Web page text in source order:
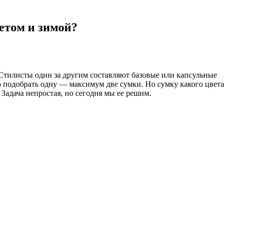
и зимой?
один за другим составляют базовые или капсульные
одну — максимум две сумки. Но сумку какого цвета
непростая, но сегодня мы ее решим.